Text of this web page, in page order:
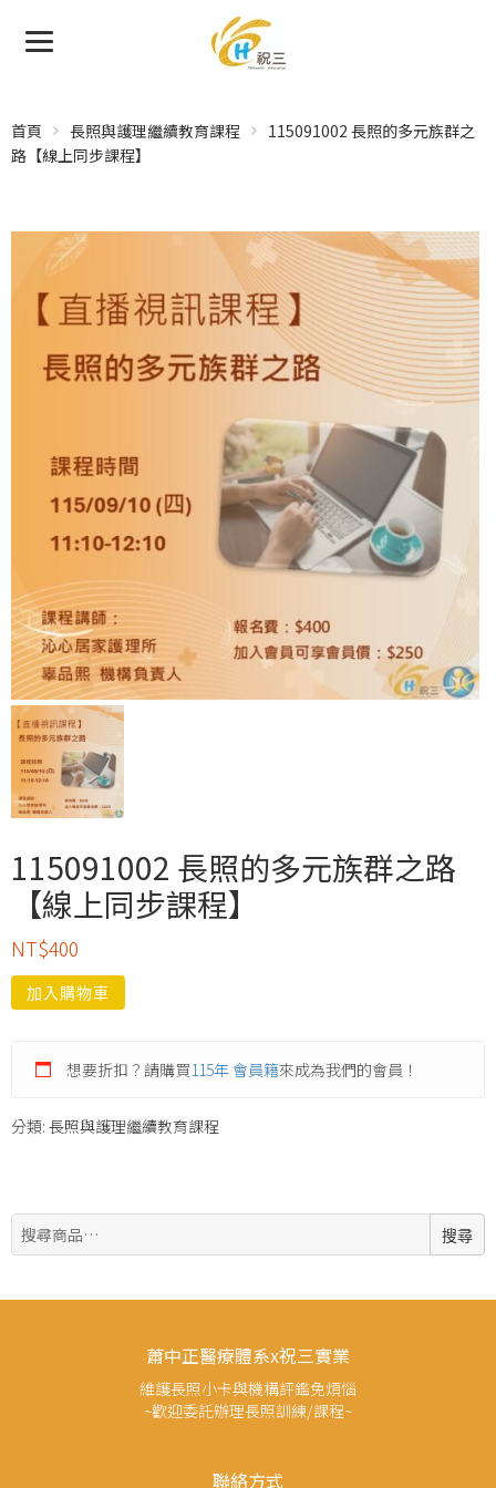
首頁 長照與護理繼續教育課程
115091002 長照的多元族群之
路【線上同步課程】
115091002 長照的多元族群之路
【線上同步課程】
NT$400
加入購物車
想要折扣？請購買115年 會員籍來成為我們的會員！
分類: 長照與護理繼續教育課程
搜
尋:
搜尋
蕭中正醫療體系x祝三實業
維護長照小卡與機構評鑑免煩惱
~歡迎委託辦理長照訓練/課程~
聯絡方式